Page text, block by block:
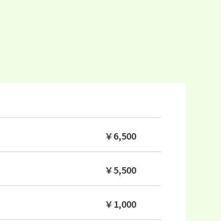
￥6,500
￥5,500
￥1,000